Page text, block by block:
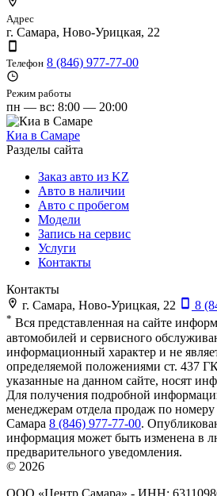
Адрес
г. Самара, Ново-Урицкая, 22
Телефон 8 (846) 977-77-00
Режим работы
пн — вс: 8:00 — 20:00
Киа в Самаре
Разделы сайта
Заказ авто из KZ
Авто в наличии
Авто с пробегом
Модели
Запись на сервис
Услуги
Контакты
Контакты
г. Самара, Ново-Урицкая, 22
8
* Вся представленная на сайте
автомобилей и сервисного
информационный характер и не
определяемой положениями ст. 437
указанные на данном сайте, носят
Для получения подробной
менеджерам отдела продаж по номеру
Самара 8 (846) 977-77-00.
информация может быть изменена в
предварительного уведомления.
© 2026
ООО «Центр Самара» - ИНН: